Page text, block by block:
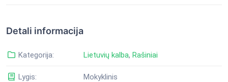
Detali informacija
Kategorija: Lietuvių kalba, Rašiniai
Lygis: Mokyklinis